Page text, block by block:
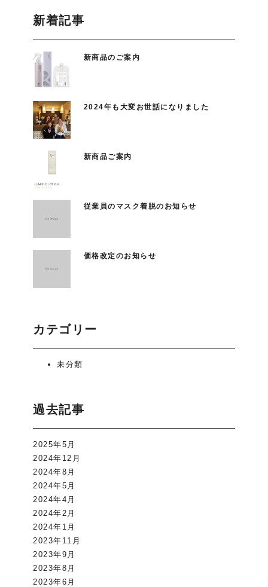
新着記事
新商品のご案内
2024年も大変お世話になりました
新商品ご案内
従業員のマスク着脱のお知らせ
価格改定のお知らせ
カテゴリー
未分類
過去記事
2025年5月
2024年12月
2024年8月
2024年5月
2024年4月
2024年2月
2024年1月
2023年11月
2023年9月
2023年8月
2023年6月